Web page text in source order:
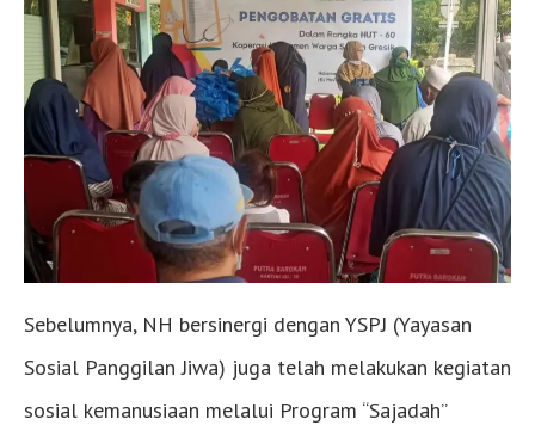
Sebelumnya, NH bersinergi dengan YSPJ (Yayasan
Sosial Panggilan Jiwa) juga telah melakukan kegiatan
sosial kemanusiaan melalui Program “Sajadah”